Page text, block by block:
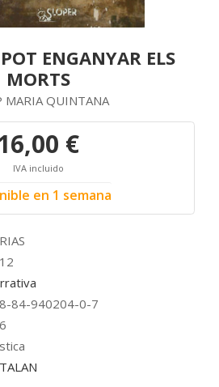
ENGANYAR ELS
MORTS
MARIA QUINTANA
€
IVA incluido
en 1 semana
84-940204-0-7